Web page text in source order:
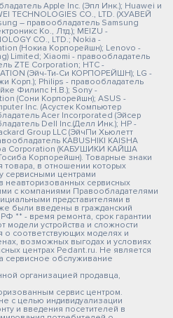
Apple Inc. (Эпл Инк.); Huawei и
TECHNOLOGIES CO., LTD. (ХУАВЕЙ
– правообладатель Samsung
Ко., Лтд.); MEIZU -
CO., LTD.; Nokia -
(Нокиа Корпорейшн); Lenovo -
Limited; Xiaomi - правообладатель
ZTE Corporation; HTC -
(Эйч-Ти-Си КОРПОРЕЙШН); LG -
Корп.); Philips - правообладатель
Филипс Н.В.); Sony -
(Сони Корпорейшн); ASUS -
Inc. (Асустек Компьютер
Acer Incorporated (Эйсер
Dell Inc.(Делл Инк.); HP -
Group LLC (ЭйчПи Хьюлетт
KABUSHIKI KAISHA
Corporation (КАБУШИКИ КАЙША
Корпорейшн). Товарные знаки
товара, в отношении которых
сервисными центрами
неавторизованных сервисных
с компаниями Правообладателями
представителями в
были введены в гражданский
** - время ремонта, срок гарантии
модели устройства и сложности
соответствующих моделях и
возможных выгодах и условиях
центрах Pedant.ru. Не является
сервисное обслуживание
организацией продавца,
сервис центром.
с целью индивидуализации
и введения посетителей в